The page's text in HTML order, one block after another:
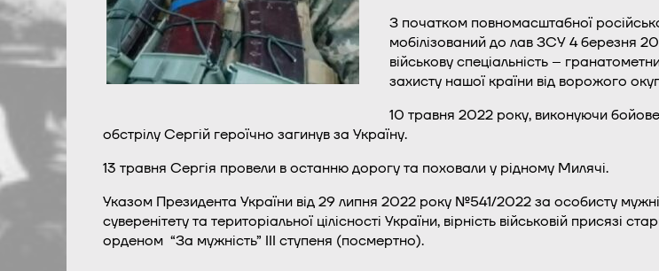
З початком повномасштабної
мобілізований до лав ЗСУ 4 березня
військову спеціальність –
захисту нашої країни від ворожого
10 травня 2022 року, виконуючи
обстрілу Сергій героїчно загинув за Україну.
13 травня Сергія провели в останню дорогу та поховали у рідному Милячі.
Указом Президента України від 29 липня 2022 року №541/2022 за особисту
суверенітету та територіальної цілісності України, вірність військовій
орденом “За мужність” ІІІ ступеня (посмертно).